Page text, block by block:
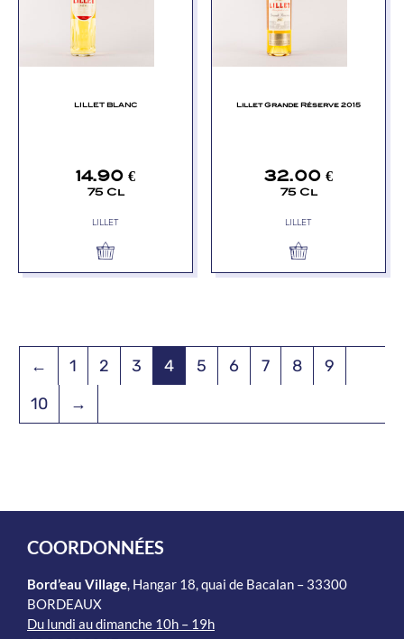
LILLET BLANC
14.90 €
75 Cl
LILLET
Lillet Grande Réserve 2015
32.00 €
75 Cl
LILLET
← 1 2 3 4 5 6 7 8
9
10
→
COORDONNÉES
Bord’eau Village, Hangar 18, quai de Bacalan – 33300
BORDEAUX
Du lundi au dimanche 10h – 19h